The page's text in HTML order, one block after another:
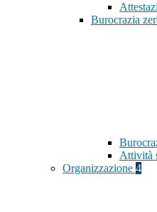
Burocrazia
Attività
Organizzazione 4